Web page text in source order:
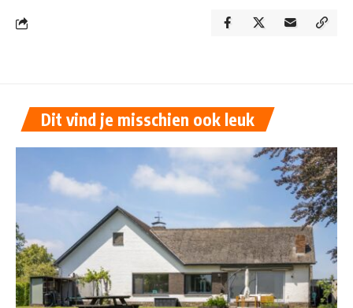
Dit vind je misschien ook leuk